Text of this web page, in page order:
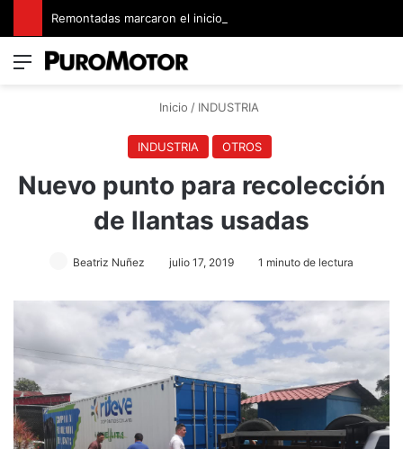
Menú
Inicio / INDUSTRIA
INDUSTRIA OTROS
Nuevo punto para recolección
de llantas usadas
Beatriz Nuñez julio 17, 2019 1 minuto de lectura